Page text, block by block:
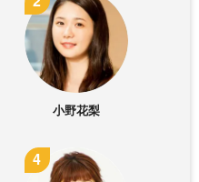
小野花梨